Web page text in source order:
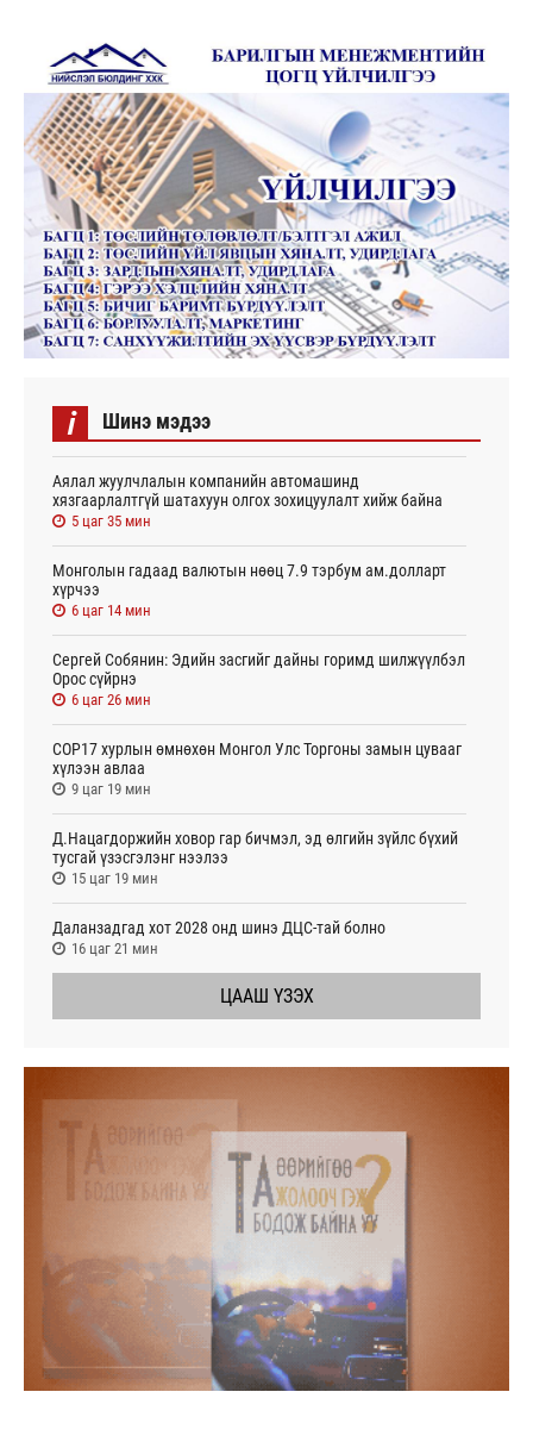
i Шинэ мэдээ
Аялал жуулчлалын компанийн автомашинд
хязгаарлалтгүй шатахуун олгох зохицуулалт хийж байна
5 цаг 35 мин
Монголын гадаад валютын нөөц 7.9 тэрбум ам.долларт
хүрчээ
6 цаг 14 мин
Сергей Собянин: Эдийн засгийг дайны горимд шилжүүлбэл
Орос сүйрнэ
6 цаг 26 мин
COP17 хурлын өмнөхөн Монгол Улс Торгоны замын цувааг
хүлээн авлаа
9 цаг 19 мин
Д.Нацагдоржийн ховор гар бичмэл, эд өлгийн зүйлс бүхий
тусгай үзэсгэлэнг нээлээ
15 цаг 19 мин
Даланзадгад хот 2028 онд шинэ ДЦС-тай болно
16 цаг 21 мин
ЦААШ ҮЗЭХ